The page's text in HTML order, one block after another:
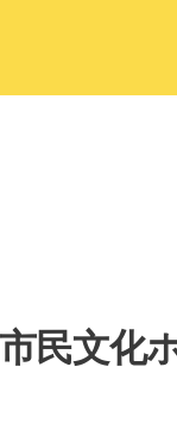
民文化